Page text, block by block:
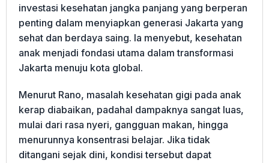
investasi kesehatan jangka panjang yang berperan
penting dalam menyiapkan generasi Jakarta yang
sehat dan berdaya saing. Ia menyebut, kesehatan
anak menjadi fondasi utama dalam transformasi
Jakarta menuju kota global.
Menurut Rano, masalah kesehatan gigi pada anak
kerap diabaikan, padahal dampaknya sangat luas,
mulai dari rasa nyeri, gangguan makan, hingga
menurunnya konsentrasi belajar. Jika tidak
ditangani sejak dini, kondisi tersebut dapat